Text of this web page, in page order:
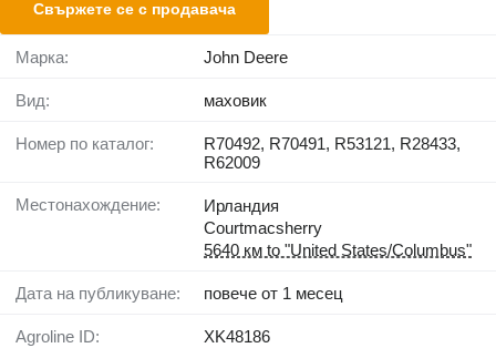
Свържете се с продавача
Марка: John Deere
Вид: маховик
Номер по каталог:
R70492, R70491, R53121, R28433,
R62009
Местонахождение:
Ирландия
Courtmacsherry
5640 км to "United States/Columbus"
Дата на публикуване: повече от 1 месец
Agroline ID: XK48186